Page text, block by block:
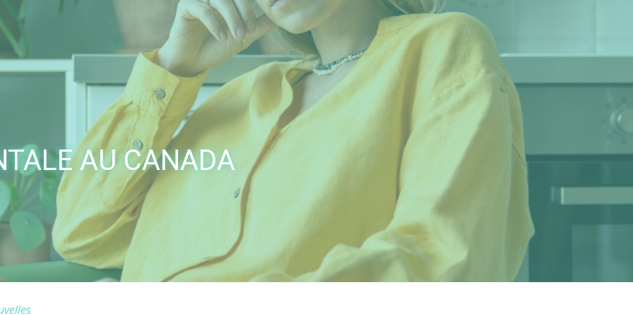
AU CANADA